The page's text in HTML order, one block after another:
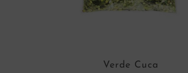
Verde Cuca